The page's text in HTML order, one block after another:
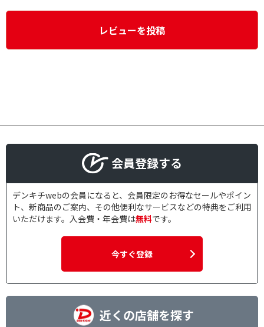
レビューを投稿
会員登録する
デンキチwebの会員になると、会員限定のお得なセールやポイン
ト、新商品のご案内、その他便利なサービスなどの特典をご利用
いただけます。入会費・年会費は無料です。
今すぐ登録
近くの店舗を探す